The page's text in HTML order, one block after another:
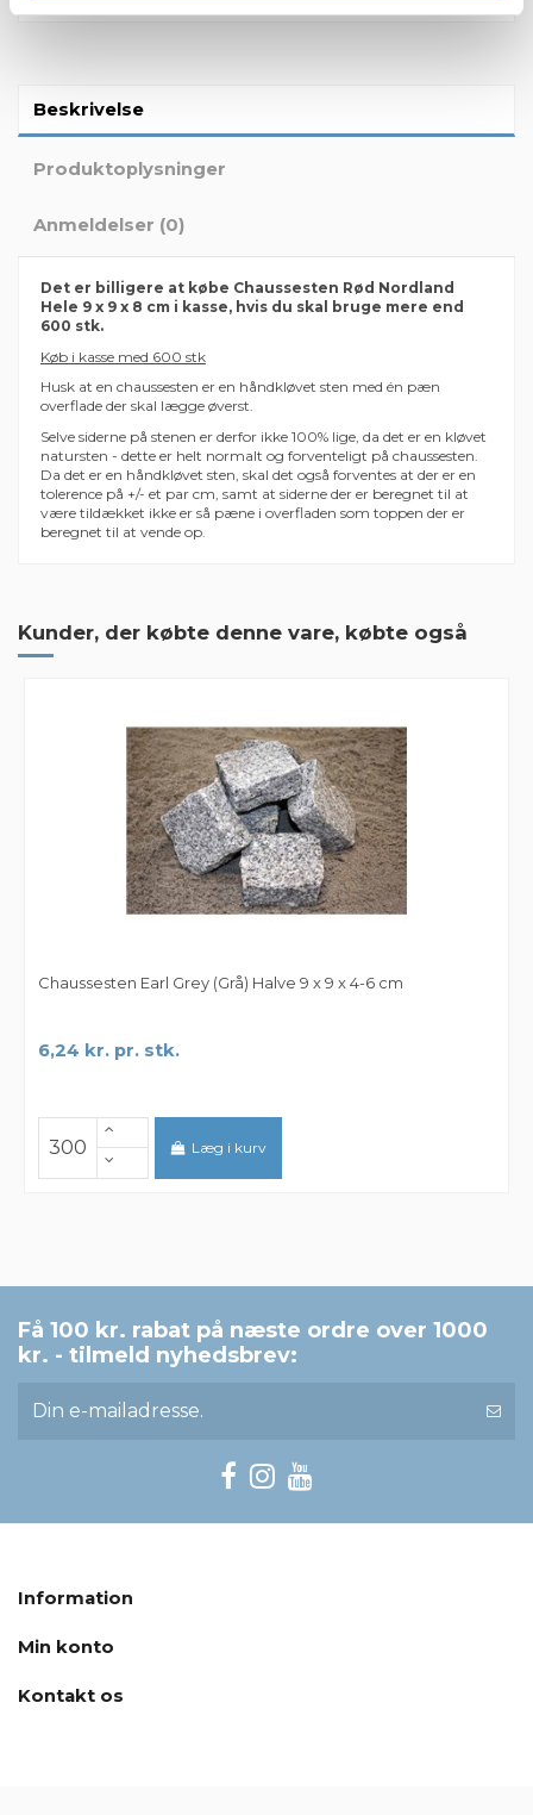
Beskrivelse
Produktoplysninger
Anmeldelser (0)
Det er billigere at købe Chaussesten Rød Nordland
Hele 9 x 9 x 8 cm i kasse, hvis du skal bruge mere end
600 stk.
Køb i kasse med 600 stk
Husk at en chaussesten er en håndkløvet sten med én pæn
overflade der skal lægge øverst.
Selve siderne på stenen er derfor ikke 100% lige, da det er en kløvet
natursten - dette er helt normalt og forventeligt på chaussesten.
Da det er en håndkløvet sten, skal det også forventes at der er en
tolerence på +/- et par cm, samt at siderne der er beregnet til at
være tildækket ikke er så pæne i overfladen som toppen der er
beregnet til at vende op.
Kunder, der købte denne vare, købte også
Chaussesten Earl Grey (Grå) Halve 9 x 9 x 4-6 cm
6,24 kr. pr. stk.
Læg i kurv
Få 100 kr. rabat på næste ordre over 1000
kr. - tilmeld nyhedsbrev:
Information
Min konto
Kontakt os